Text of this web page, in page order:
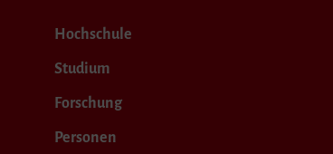
Hochschule
Studium
Forschung
Personen